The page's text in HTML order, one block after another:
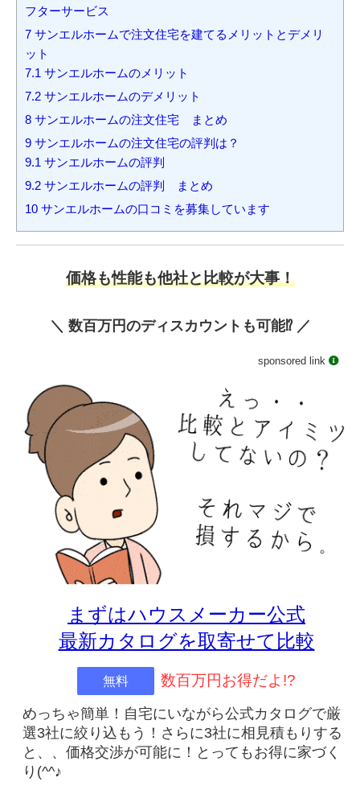
フターサービス
7 サンエルホームで注文住宅を建てるメリットとデメリ
ット
7.1 サンエルホームのメリット
7.2 サンエルホームのデメリット
8 サンエルホームの注文住宅 まとめ
9 サンエルホームの注文住宅の評判は？
9.1 サンエルホームの評判
9.2 サンエルホームの評判 まとめ
10 サンエルホームの口コミを募集しています
価格も性能も他社と比較が大事！
＼ 数百万円のディスカウントも可能⁉️ ／
sponsored link
まずはハウスメーカー公式
最新カタログを取寄せて比較
無料 数百万円お得だよ!?
めっちゃ簡単！自宅にいながら公式カタログで厳
選3社に絞り込もう！さらに3社に相見積もりする
と、、価格交渉が可能に！とってもお得に家づく
り(^^♪